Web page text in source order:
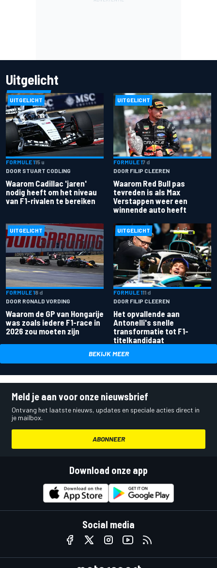
Uitgelicht
UITGELICHT
FORMULE 115 u
DOOR STUART CODLING
Waarom Cadillac 'jaren'
nodig heeft om het niveau
van F1-rivalen te bereiken
UITGELICHT
FORMULE 17 d
DOOR FILIP CLEEREN
Waarom Red Bull pas
tevreden is als Max
Verstappen weer een
winnende auto heeft
UITGELICHT
FORMULE 18 d
DOOR RONALD VORDING
Waarom de GP van Hongarije
was zoals iedere F1-race in
2026 zou moeten zijn
UITGELICHT
FORMULE 111 d
DOOR FILIP CLEEREN
Het opvallende aan
Antonelli's snelle
transformatie tot F1-
titelkandidaat
BEKIJK MEER
Meld je aan voor onze nieuwsbrief
Ontvang het laatste nieuws, updates en speciale acties direct in
je mailbox.
ABONNEER
Download onze app
Social media